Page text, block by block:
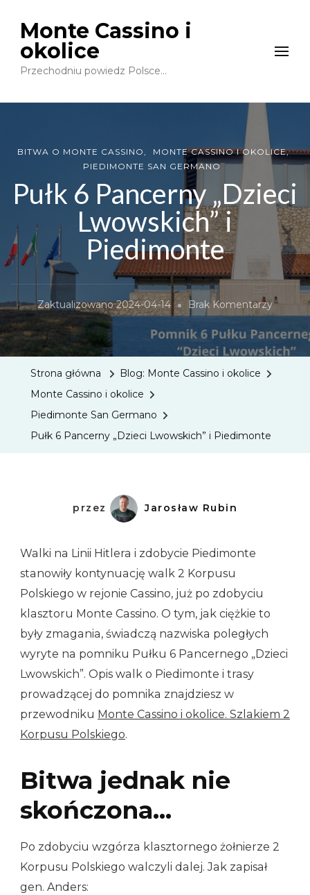
Monte Cassino i
okolice
Przechodniu powiedz Polsce…
BITWA O MONTE CASSINO
MONTE CASSINO I OKOLICE
PIEDIMONTE SAN GERMANO
Pułk 6 Pancerny „Dzieci
Lwowskich” i
Piedimonte
Zaktualizowano2024-04-14 Brak KomentarzyDo
6
Strona główna
Blog: Monte Cassino i okolice
Monte Cassino i okolice
Piedimonte San Germano
Pułk 6 Pancerny „Dzieci Lwowskich” i Piedimonte
przez Jarosław Rubin
Walki na Linii Hitlera i zdobycie Piedimonte
stanowiły kontynuację walk 2 Korpusu
Polskiego w rejonie Cassino, już po zdobyciu
klasztoru Monte Cassino. O tym, jak ciężkie to
były zmagania, świadczą nazwiska poległych
wyryte na pomniku Pułku 6 Pancernego „Dzieci
Lwowskich”. Opis walk o Piedimonte i trasy
prowadzącej do pomnika znajdziesz w
przewodniku Monte Cassino i okolice. Szlakiem 2
Korpusu Polskiego.
Bitwa jednak nie
skończona…
Po zdobyciu wzgórza klasztornego żołnierze 2
Korpusu Polskiego walczyli dalej. Jak zapisał
gen. Anders: